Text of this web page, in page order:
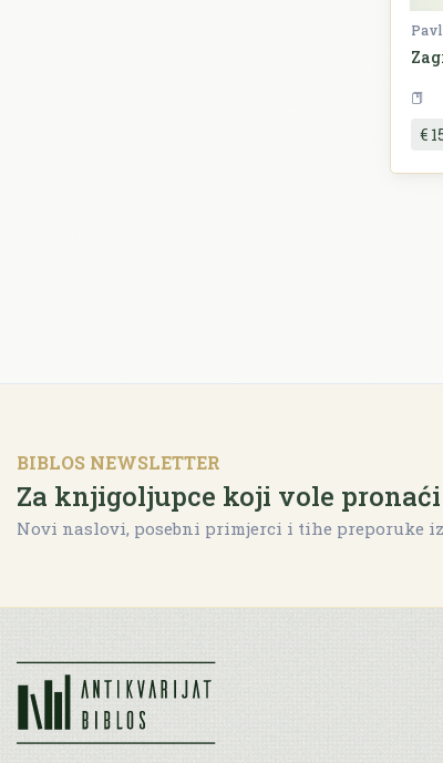
€
BIBLOS NEWSLETTER
Za knjigoljupce koji vole
Novi naslovi, posebni primjerci i tihe preporuke